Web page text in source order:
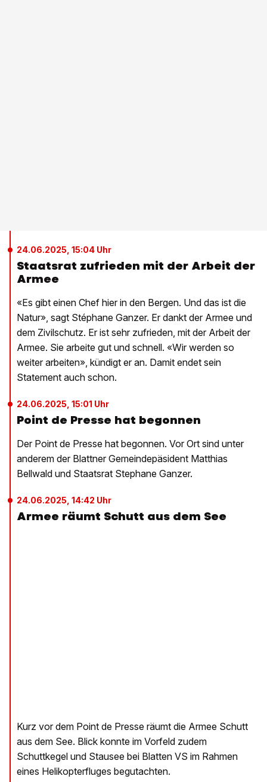
24.06.2025, 15:04 Uhr
Staatsrat zufrieden mit der Arbeit der
Armee
«Es gibt einen Chef hier in den Bergen. Und das ist die
Natur», sagt Stéphane Ganzer. Er dankt der Armee und
dem Zivilschutz. Er ist sehr zufrieden, mit der Arbeit der
Armee. Sie arbeite gut und schnell. «Wir werden so
weiter arbeiten», kündigt er an. Damit endet sein
Statement auch schon.
24.06.2025, 15:01 Uhr
Point de Presse hat begonnen
Der Point de Presse hat begonnen. Vor Ort sind unter
anderem der Blattner Gemeindepäsident Matthias
Bellwald und Staatsrat Stephane Ganzer.
24.06.2025, 14:42 Uhr
Armee räumt Schutt aus dem See
Kurz vor dem Point de Presse räumt die Armee Schutt
aus dem See. Blick konnte im Vorfeld zudem
Schuttkegel und Stausee bei Blatten VS im Rahmen
eines Helikopterfluges begutachten.